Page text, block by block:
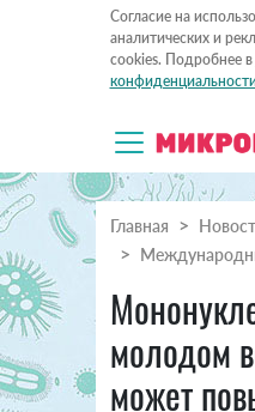
Согласие на
аналитических и
cookies. Подробнее в
Главная
молодом
может